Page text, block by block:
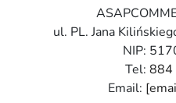
ul. PL. Jana
NIP:
Tel: 884
Email: